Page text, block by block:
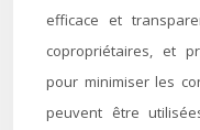
efficace et
copropriétaires, et
pour minimiser les
peuvent être